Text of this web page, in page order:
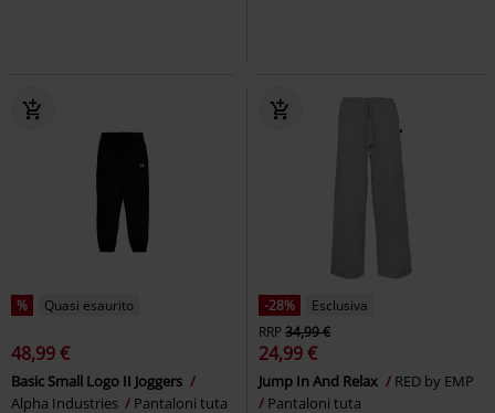
% Quasi esaurito
48,99 €
Basic Small Logo II Joggers
Alpha Industries
Pantaloni tuta
-28%
Esclusiva
RRP34,99 €
24,99 €
Jump In And Relax
RED by EMP
Pantaloni tuta